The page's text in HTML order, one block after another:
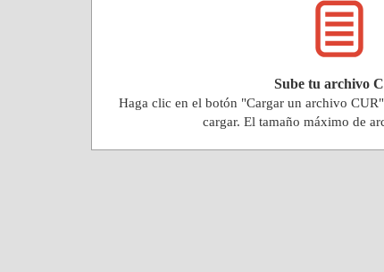
Sube tu archivo
Haga clic en el botón "Cargar un archivo
cargar. El tamaño máximo de